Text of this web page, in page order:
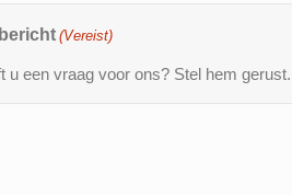
(Vereist)
u een vraag voor ons? Stel hem gerust.